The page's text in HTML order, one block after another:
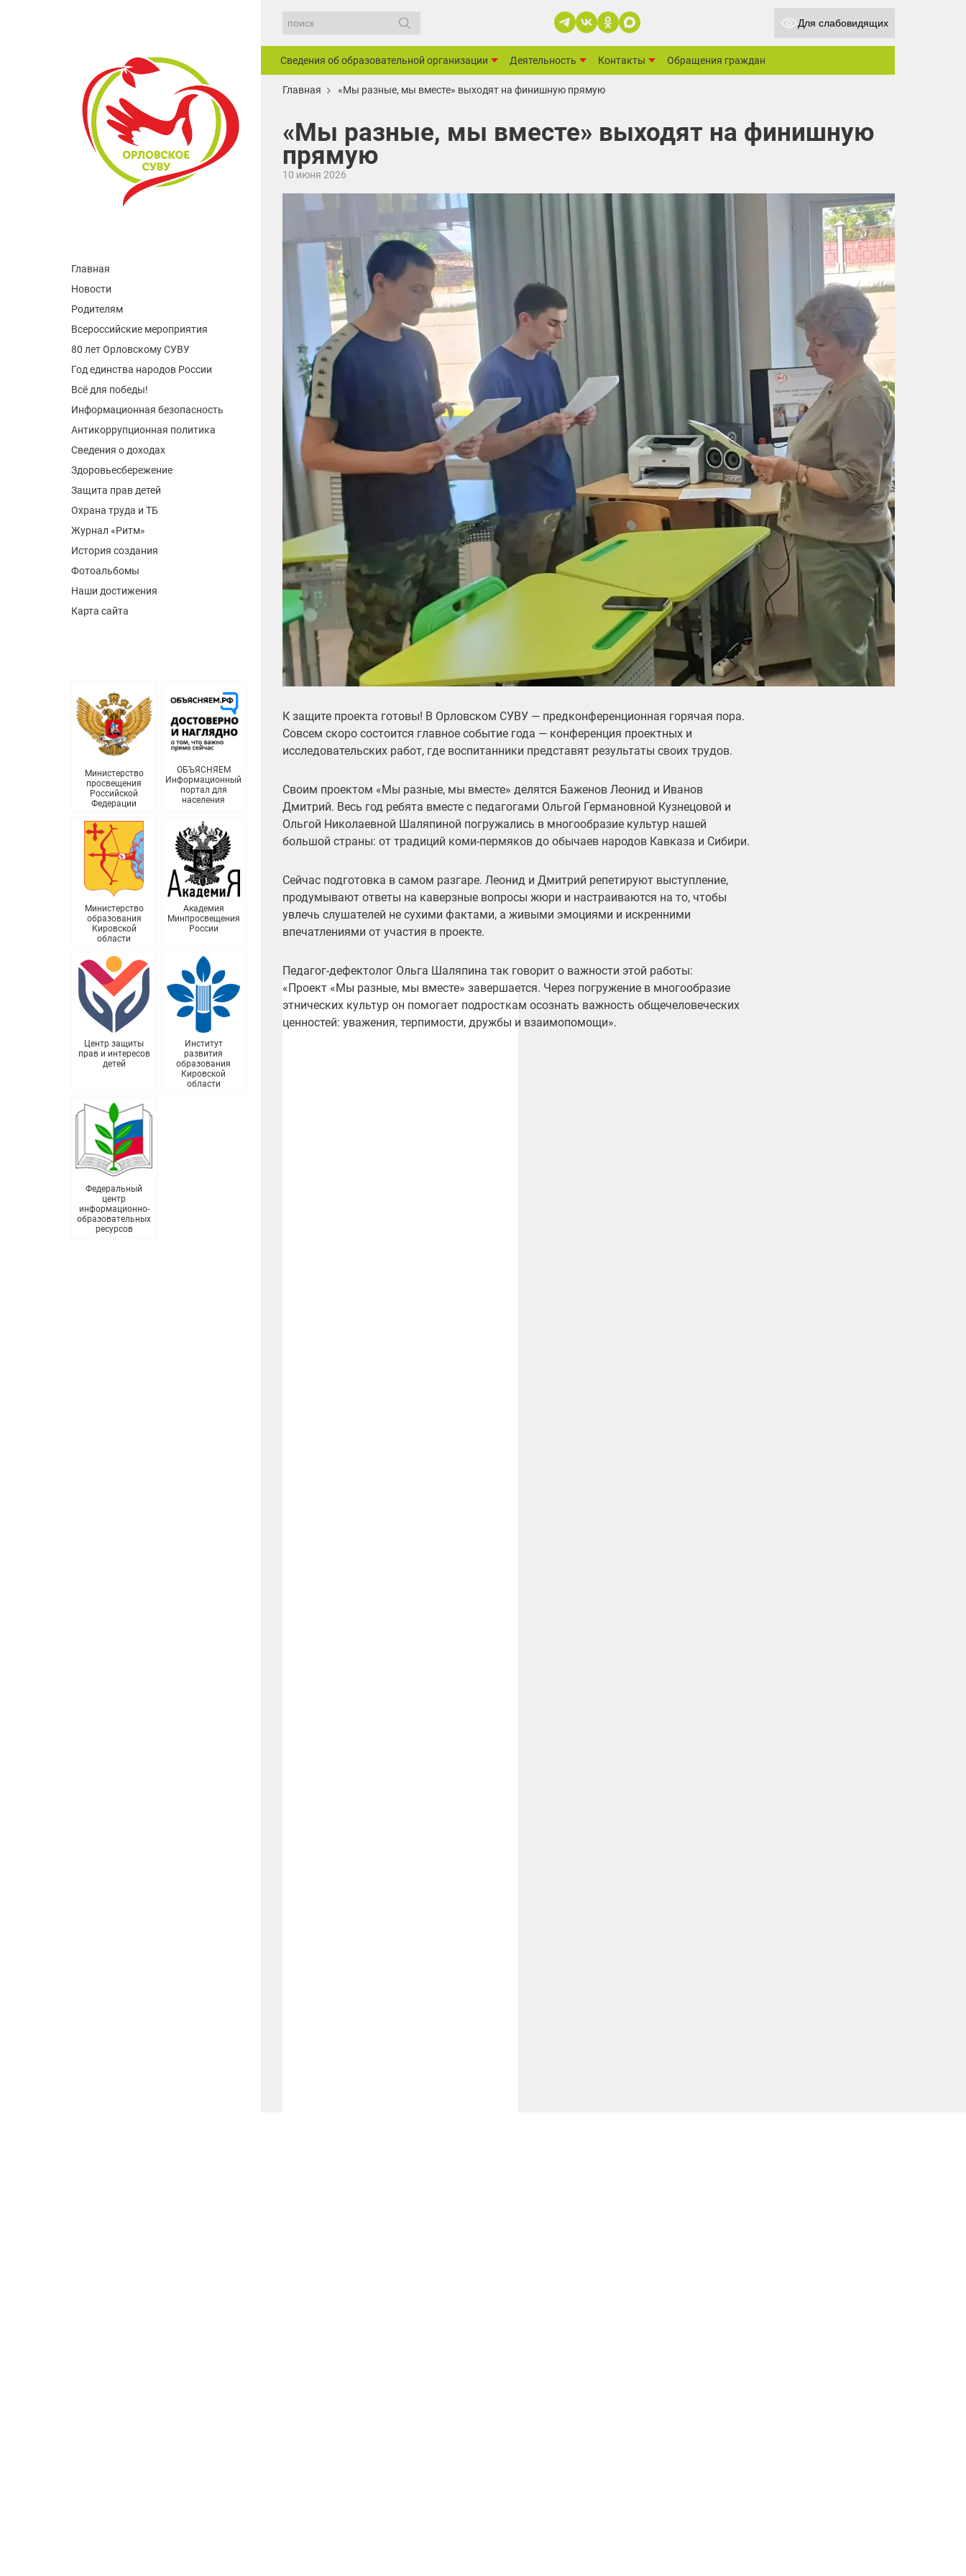
Главная
Новости
Родителям
Всероссийские мероприятия
80 лет Орловскому СУВУ
Год единства народов России
Всё для победы!
Информационная безопасность
Антикоррупционная политика
Сведения о доходах
Здоровьесбережение
Защита прав детей
Охрана труда и ТБ
Журнал «Ритм»
История создания
Фотоальбомы
Наши достижения
Карта сайта
Министерство
просвещения
Российской
Федерации
ОБЪЯСНЯЕМ
Информационный
портал для
населения
Министерство
образования
Кировской
области
Академия
Минпросвещения
России
Центр защиты
прав и интересов
детей
Институт
развития
образования
Кировской
области
Федеральный
центр
информационно-
образовательных
ресурсов
Для слабовидящих
Сведения об образовательной организации Деятельность Контакты Обращения граждан
Главная «Мы разные, мы вместе» выходят на финишную прямую
«Мы разные, мы вместе» выходят на финишную
прямую
10 июня 2026
К защите проекта готовы! В Орловском СУВУ — предконференционная горячая пора.
Совсем скоро состоится главное событие года — конференция проектных и
исследовательских работ, где воспитанники представят результаты своих трудов.
Своим проектом «Мы разные, мы вместе» делятся Баженов Леонид и Иванов
Дмитрий. Весь год ребята вместе с педагогами Ольгой Германовной Кузнецовой и
Ольгой Николаевной Шаляпиной погружались в многообразие культур нашей
большой страны: от традиций коми-пермяков до обычаев народов Кавказа и Сибири.
Сейчас подготовка в самом разгаре. Леонид и Дмитрий репетируют выступление,
продумывают ответы на каверзные вопросы жюри и настраиваются на то, чтобы
увлечь слушателей не сухими фактами, а живыми эмоциями и искренними
впечатлениями от участия в проекте.
Педагог-дефектолог Ольга Шаляпина так говорит о важности этой работы:
«Проект «Мы разные, мы вместе» завершается. Через погружение в многообразие
этнических культур он помогает подросткам осознать важность общечеловеческих
ценностей: уважения, терпимости, дружбы и взаимопомощи».